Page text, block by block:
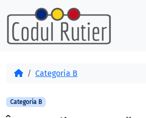
Skip to content
Skip to footer
AcasăCategoria B
Categoria B